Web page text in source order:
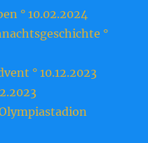
° 10.02.2024
°
° 10.12.2023